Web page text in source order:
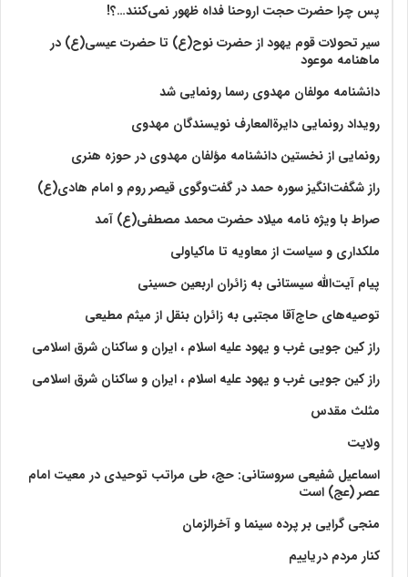
پس چرا حضرت حجت اروحنا فداه ظهور نمی‌کنند…؟!
سیر تحولات قوم یهود از حضرت نوح(ع) تا حضرت عیسی(ع) در
ماهنامه موعود
دانشنامه مولفان مهدوی رسما رونمایی شد
رویداد رونمایی دایرةالمعارف نویسندگان مهدوی
رونمایی از نخستین دانشنامه مؤلفان مهدوی در حوزه هنری
راز شگفت‌انگیز سوره حمد در گفت‌وگوی قیصر روم و امام هادی(ع)
صراط با ویژه نامه میلاد حضرت محمد مصطفی(ع) آمد
ملکداری و سیاست از معاویه تا ماکیاولی
پیام آیت‌الله سیستانی به زائران اربعین حسینی
توصیه‌های حاج‌آقا مجتبی به زائران بنقل از میثم مطیعی
راز کین جویی غرب و یهود علیه اسلام ، ایران و ساکنان شرق اسلامی
راز کین جویی غرب و یهود علیه اسلام ، ایران و ساکنان شرق اسلامی
مثلث مقدس
ولايت‏
اسماعیل شفیعی سروستانی: حج، طی مراتب توحیدی در معیت امام
عصر (عج) است
منجی گرایی بر پرده سینما و آخرالزمان
کنار مردم دریاییم